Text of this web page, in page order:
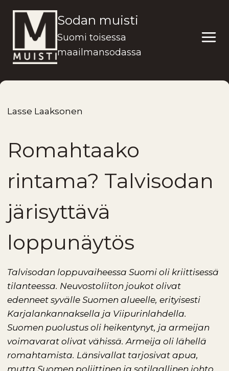
sisältöön
Sodan muisti
Suomi toisessa
maailmansodassa
Lasse Laaksonen
Romahtaako
rintama? Talvisodan
järisyttävä
loppunäytös
Talvisodan loppuvaiheessa Suomi oli kriittisessä
tilanteessa. Neuvostoliiton joukot olivat
edenneet syvälle Suomen alueelle, erityisesti
Karjalankannaksella ja Viipurinlahdella.
Suomen puolustus oli heikentynyt, ja armeijan
voimavarat olivat vähissä. Armeija oli lähellä
romahtamista. Länsivallat tarjosivat apua,
mutta Suomen poliittinen ja sotilaallinen johto